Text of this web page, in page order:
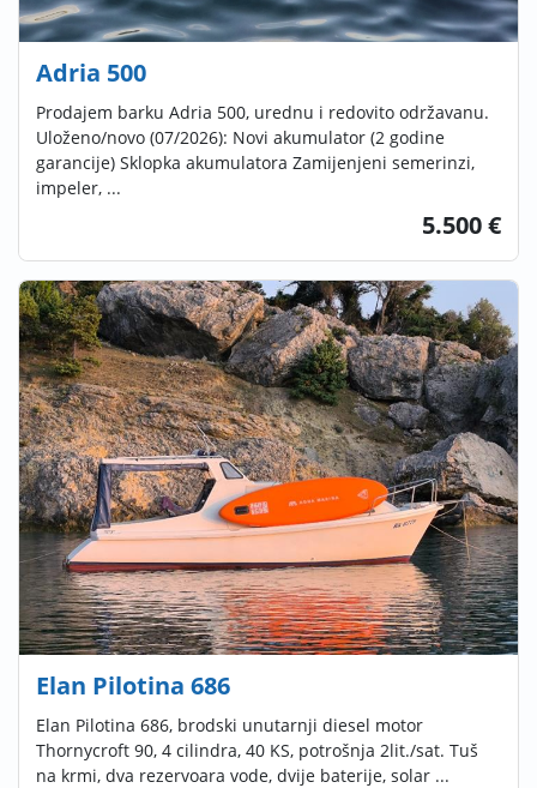
Adria 500
Prodajem barku Adria 500, urednu i redovito održavanu.
Uloženo/novo (07/2026): Novi akumulator (2 godine
garancije) Sklopka akumulatora Zamijenjeni semerinzi,
impeler, ...
5.500 €
Elan Pilotina 686
Elan Pilotina 686, brodski unutarnji diesel motor
Thornycroft 90, 4 cilindra, 40 KS, potrošnja 2lit./sat. Tuš
na krmi, dva rezervoara vode, dvije baterije, solar ...